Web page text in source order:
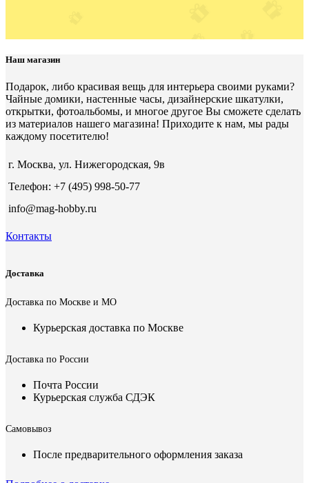
Наш магазин
Подарок, либо красивая вещь для интерьера своими руками?
Чайные домики, настенные часы, дизайнерские шкатулки,
открытки, фотоальбомы, и многое другое Вы сможете сделать
из материалов нашего магазина! Приходите к нам, мы рады
каждому посетителю!
г. Москва, ул. Нижегородская, 9в
Телефон: +7 (495) 998-50-77
info@mag-hobby.ru
Контакты
Доставка
Доставка по Москве и МО
Курьерская доставка по Москве
Доставка по России
Почта России
Курьерская служба СДЭК
Самовывоз
После предварительного оформления заказа